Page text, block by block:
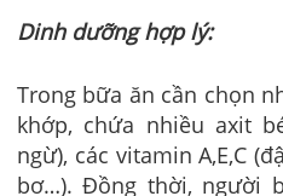
Dinh dưỡng hợp lý:
Trong bữa ăn cần chọn
khớp, chứa nhiều axit
ngừ), các vitamin A,E,C
bơ…). Đồng thời, người